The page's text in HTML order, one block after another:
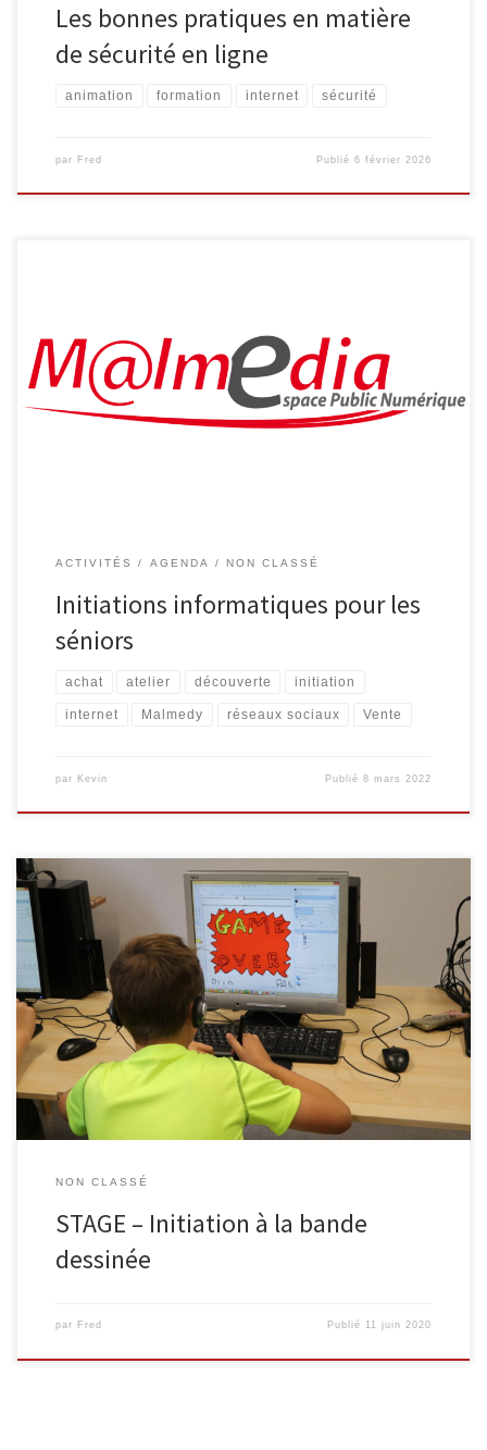
Les bonnes pratiques en matière
de sécurité en ligne
animation formation internet sécurité
par Fred Publié6 février 2026
Malmedy propose aux séniors les ateliers suivants : Découverte
d’Internet Découvrez Internet et ses bases : recherche
d’information, envoi de courrier électronique … 4 séances
organisées les vendredis 22/04, 29/04, 06/05 et 13/05, de 9h30 à
11h30 Smartphone et tablette […]
ACTIVITÉS AGENDA NON CLASSÉ
Initiations informatiques pour les
séniors
achat atelier découverte initiation
internet Malmedy réseaux sociaux Vente
par Kevin Publié8 mars 2022
Un stage d’initiation à la bande dessinée vous est proposé à la
bibliothèque de Malmedy du 10 au 14 août 2020 (de 9 à 12h).
Vous pourrez apprendre les bases de la réalisation d’une BD avec
l’auteur Robert Paquet : scénario, découpage, dessin, encrage et
coloriage sur ordinateur. Robert Paquet […]
NON CLASSÉ
STAGE – Initiation à la bande
dessinée
par Fred Publié 11 juin 2020